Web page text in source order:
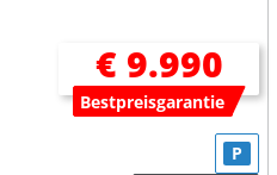
€ 9.990
Bestpreisgarantie
P